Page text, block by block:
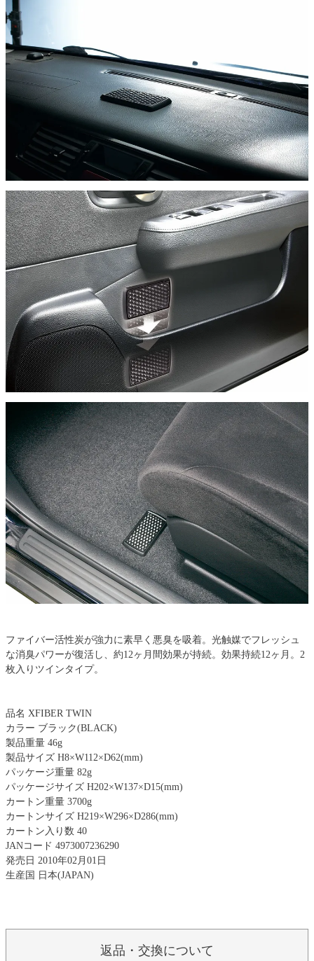
ファイバー活性炭が強力に素早く悪臭を吸着。光触媒でフレッシュ
な消臭パワーが復活し、約12ヶ月間効果が持続。効果持続12ヶ月。2
枚入りツインタイプ。
品名 XFIBER TWIN
カラー ブラック(BLACK)
製品重量 46g
製品サイズ H8×W112×D62(mm)
パッケージ重量 82g
パッケージサイズ H202×W137×D15(mm)
カートン重量 3700g
カートンサイズ H219×W296×D286(mm)
カートン入り数 40
JANコード 4973007236290
発売日 2010年02月01日
生産国 日本(JAPAN)
返品・交換について